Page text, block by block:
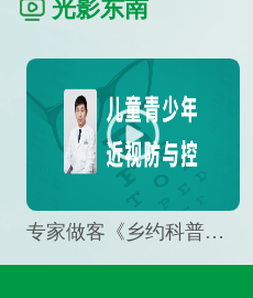
光影东南
专家做客《乡约科普》栏目，预防孩子近视竟然这么“简单”